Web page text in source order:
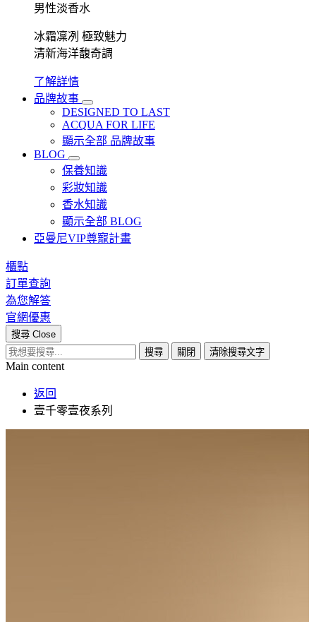
男性淡香水
冰霜凜冽 極致魅力
清新海洋馥奇調
了解詳情
品牌故事
DESIGNED TO LAST
ACQUA FOR LIFE
顯示全部 品牌故事
BLOG
保養知識
彩妝知識
香水知識
顯示全部 BLOG
亞曼尼VIP尊寵計畫
櫃點
訂單查詢
為您解答
官網優惠
搜尋 Close
搜尋
關閉 清除搜尋文字
Main content
返回
壹千零壹夜系列